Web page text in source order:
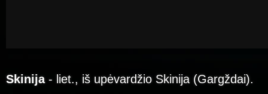
Skinija - liet., iš upėvardžio Skinija (Gargždai).